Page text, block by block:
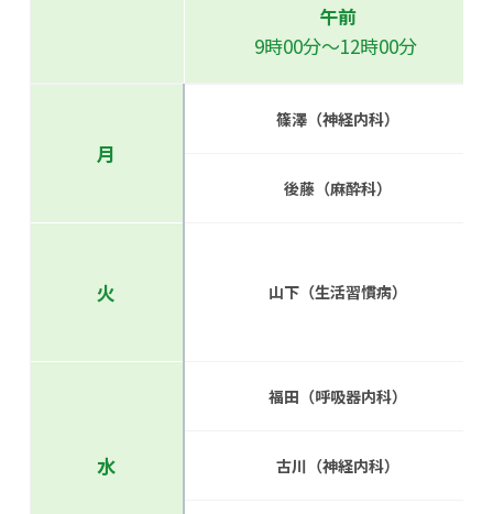
午前
9時00分～12時00分
月
篠澤（神経内科）
後藤（麻酔科）
火 山下（生活習慣病）
水
福田（呼吸器内科）
古川（神経内科）